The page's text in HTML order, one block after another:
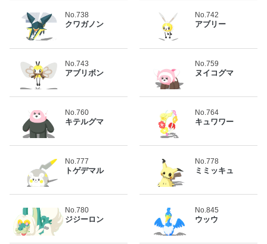
No.738
クワガノン
No.742
アブリー
No.743
アブリボン
No.759
ヌイコグマ
No.760
キテルグマ
No.764
キュワワー
No.777
トゲデマル
No.778
ミミッキュ
No.780
ジジーロン
No.845
ウッウ